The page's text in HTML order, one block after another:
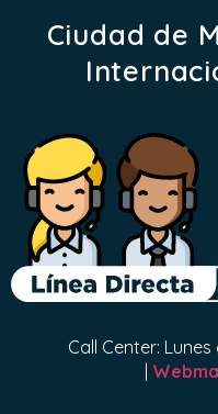
Ciudad de
Call Center:
|